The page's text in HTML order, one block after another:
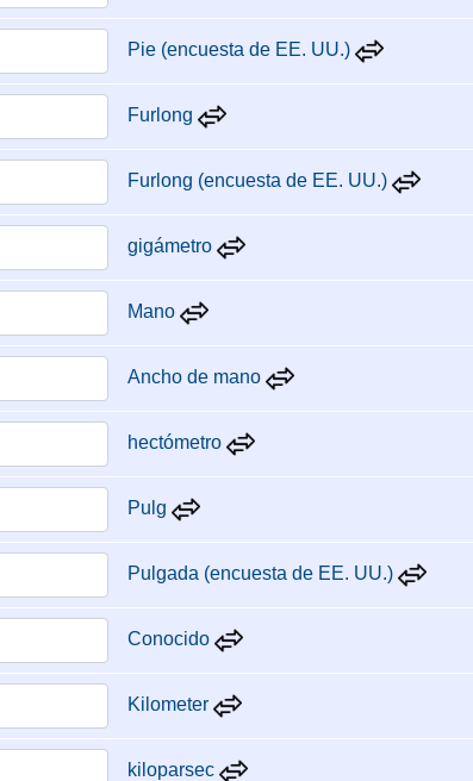
Pie (encuesta de EE. UU.)
Furlong
Furlong (encuesta de EE. UU.)
gigámetro
Mano
Ancho de mano
hectómetro
Pulg
Pulgada (encuesta de EE. UU.)
Conocido
Kilometer
kiloparsec